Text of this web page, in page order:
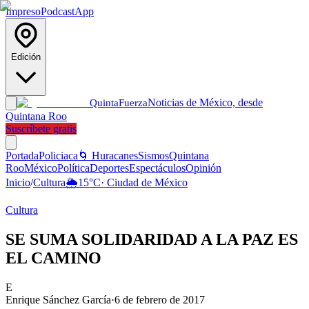
ImpresoPodcastApp
Edición
QuintaFuerzaNoticias de México, desde
Quintana Roo
Suscríbete gratis
PortadaPoliciaca 🌀 HuracanesSismosQuintana
RooMéxicoPolíticaDeportesEspectáculosOpinión
Inicio/Cultura🌦️15°C· Ciudad de México
Cultura
SE SUMA SOLIDARIDAD A LA PAZ ES
EL CAMINO
E
Enrique Sánchez García·6 de febrero de 2017